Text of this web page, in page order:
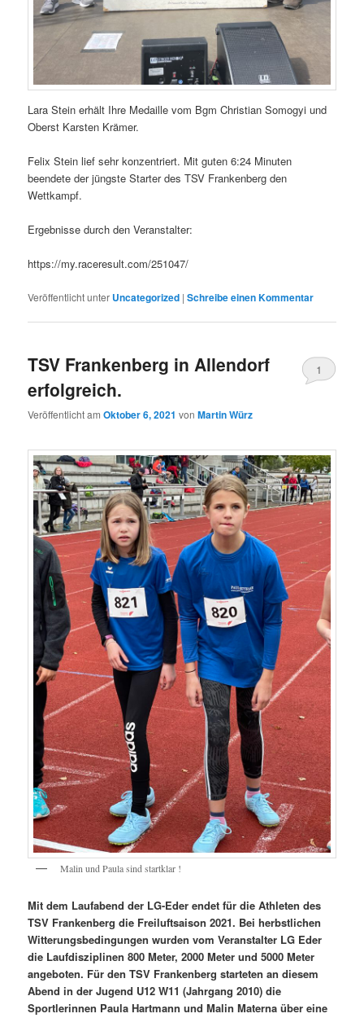
Lara Stein erhält Ihre Medaille vom Bgm Christian Somogyi und
Oberst Karsten Krämer.
Felix Stein lief sehr konzentriert. Mit guten 6:24 Minuten
beendete der jüngste Starter des TSV Frankenberg den
Wettkampf.
Ergebnisse durch den Veranstalter:
https://my.raceresult.com/251047/
Veröffentlicht unter Uncategorized |Schreibe einen Kommentar
TSV Frankenberg in Allendorf
erfolgreich.
Veröffentlicht amOktober 6, 2021 vonMartin Würz
1
Malin und Paula sind startklar !
Mit dem Laufabend der LG-Eder endet für die Athleten des
TSV Frankenberg die Freiluftsaison 2021. Bei herbstlichen
Witterungsbedingungen wurden vom Veranstalter LG Eder
die Laufdisziplinen 800 Meter, 2000 Meter und 5000 Meter
angeboten. Für den TSV Frankenberg starteten an diesem
Abend in der Jugend U12 W11 (Jahrgang 2010) die
Sportlerinnen Paula Hartmann und Malin Materna über eine